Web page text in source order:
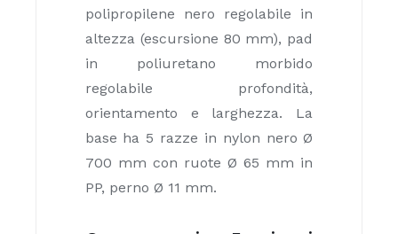
polipropilene nero regolabile in
altezza (escursione 80 mm), pad
in poliuretano morbido
regolabile profondità,
orientamento e larghezza. La
base ha 5 razze in nylon nero Ø
700 mm con ruote Ø 65 mm in
PP, perno Ø 11 mm.